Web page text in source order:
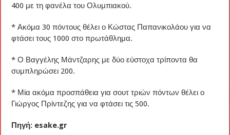
400 με τη φανέλα του Ολυμπιακού.
* Ακόμα 30 πόντους θέλει ο Κώστας Παπανικολάου για να
φτάσει τους 1000 στο πρωτάθλημα.
* Ο Βαγγέλης Μάντζαρης με δύο εύστοχα τρίποντα θα
συμπληρώσει 200.
* Μία ακόμα προσπάθεια για σουτ τριών πόντων θέλει ο
Γιώργος Πρίντεζης για να φτάσει τις 500.
Πηγή: esake.gr